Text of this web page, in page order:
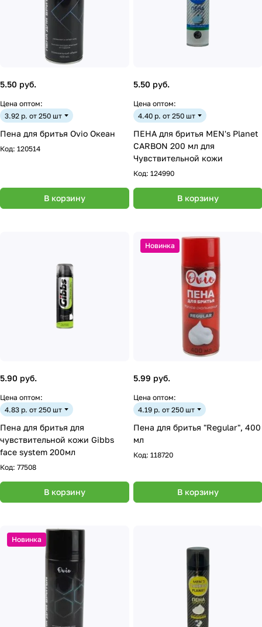
5.50 руб.
Цена оптом:
3.92 р. от 250 шт
Пена для бритья Ovio Океан
Код: 120514
В корзину
5.50 руб.
Цена оптом:
4.40 р. от 250 шт
ПЕНА для бритья MEN's Planet
CARBON 200 мл для
Чувствительной кожи
Код: 124990
В корзину
5.90 руб.
Цена оптом:
4.83 р. от 250 шт
Пена для бритья для
чувствительной кожи Gibbs
face system 200мл
Код: 77508
В корзину
Новинка
5.99 руб.
Цена оптом:
4.19 р. от 250 шт
Пена для бритья "Regular", 400
мл
Код: 118720
В корзину
Новинка